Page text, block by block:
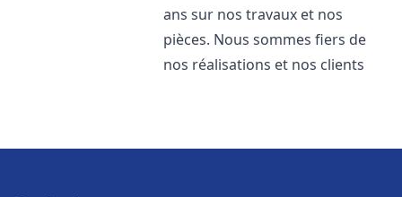
ans sur nos travaux et nos
pièces. Nous sommes fiers de
nos réalisations et nos clients